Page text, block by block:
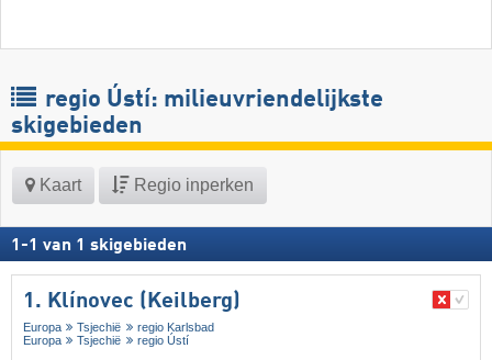
regio Ústí: milieuvriendelijkste
skigebieden
Kaart Regio inperken
1 -1 van 1 skigebieden
1. Klínovec (Keilberg)
Europa Tsjechië
regio Karlsbad
Europa
Tsjechië regio Ústí